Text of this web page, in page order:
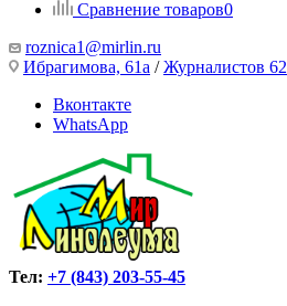
Сравнение товаров0
roznica1@mirlin.ru
Ибрагимова, 61а /Журналистов 62
Вконтакте
WhatsApp
Тел: +7 (843) 203-55-45